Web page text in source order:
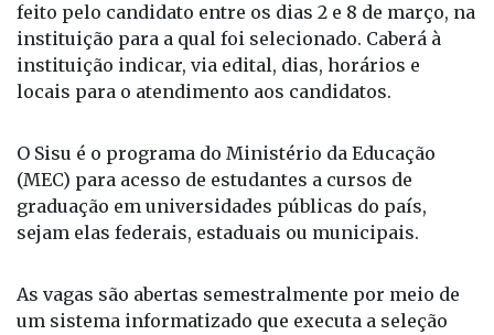
feito pelo candidato entre os dias 2 e 8 de março, na
instituição para a qual foi selecionado. Caberá à
instituição indicar, via edital, dias, horários e
locais para o atendimento aos candidatos.
O Sisu é o programa do Ministério da Educação
(MEC) para acesso de estudantes a cursos de
graduação em universidades públicas do país,
sejam elas federais, estaduais ou municipais.
As vagas são abertas semestralmente por meio de
um sistema informatizado que executa a seleção